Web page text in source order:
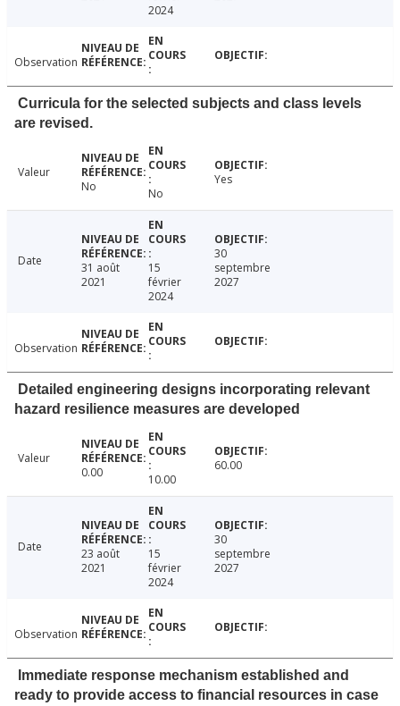
2024
Observation
Curricula for the selected subjects and class levels
are revised.
Valeur
No
No
Yes
Date
31 août
2021
15
février
2024
30
septembre
2027
Observation
Detailed engineering designs incorporating relevant
hazard resilience measures are developed
Valeur
0.00
10.00
60.00
Date
23 août
2021
15
février
2024
30
septembre
2027
Observation
Immediate response mechanism established and
ready to provide access to financial resources in case